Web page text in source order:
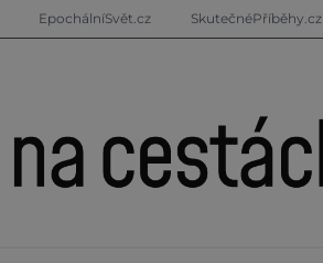
EpochálníSvět.cz SkutečnéPříběhy.cz